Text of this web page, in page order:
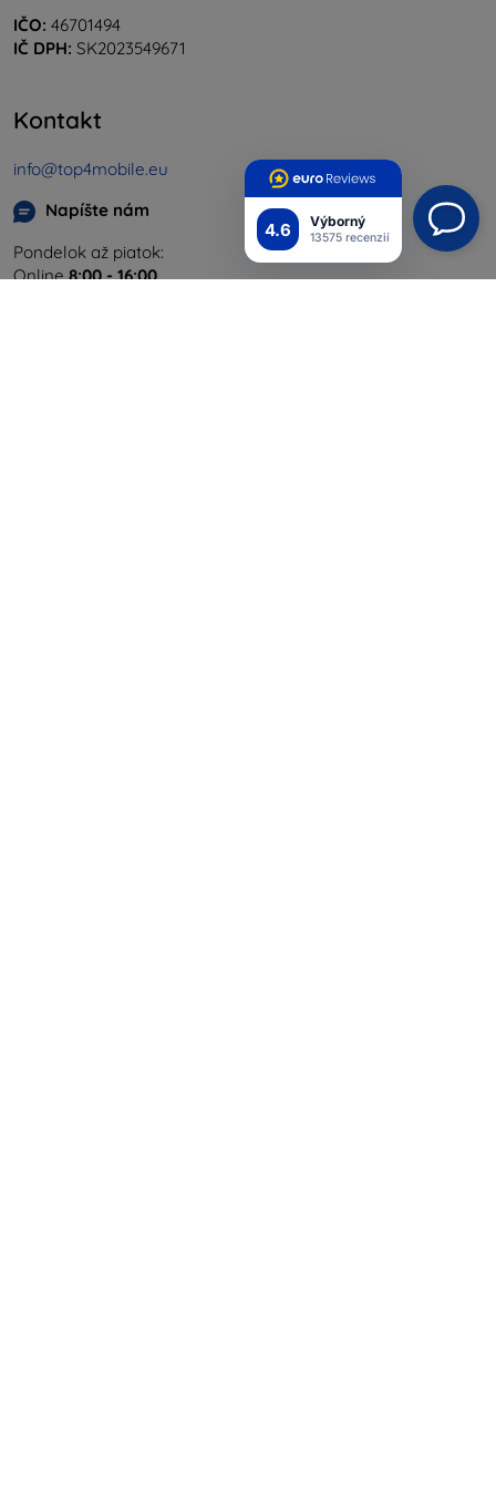
4.6 Výborný
13575 recenzií
IČO: 46701494
IČ DPH: SK2023549671
Kontakt
info@top4mobile.eu
Napíšte nám
Pondelok až piatok:
Online8:00 - 16:00